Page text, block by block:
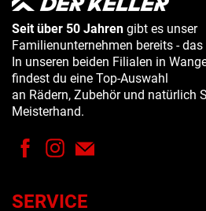
Seit über 50 Jahren gibt es unser
Familienunternehmen bereits -
In unseren beiden Filialen in
findest du eine Top-Auswahl
an Rädern, Zubehör und natürlich
Meisterhand.
SERVICE